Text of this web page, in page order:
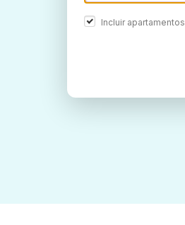
Incluir